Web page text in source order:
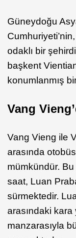
Güneydoğu
odaklı bir
başkent
konumlanmış
Vang
Vang Vieng ile
arasında
mümkündür.
saat, Luan
sürmektedir.
arasındaki
manzarasıyla